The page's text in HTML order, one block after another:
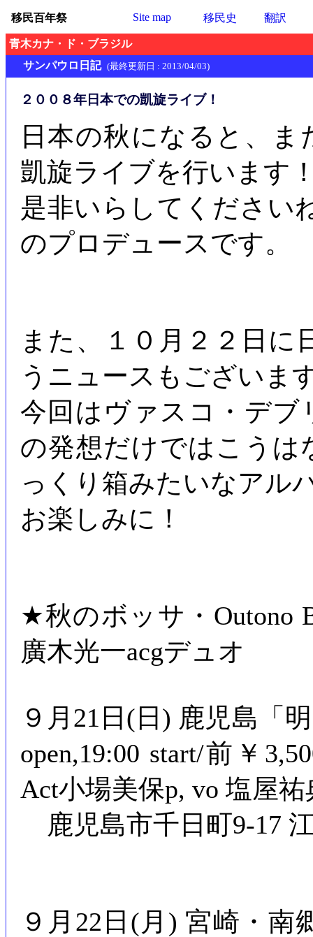
移民百年祭 Site map 移民史 翻訳
青木カナ・ド・ブラジル
サンパウロ日記 (最終更新日 : 2013/04/03)
２００８年日本での凱旋ライブ！
日本の秋になると、
凱旋ライブを行います
是非いらしてください
のプロデュースです。
また、１０月２２日に
うニュースもございま
今回はヴァスコ・デブ
の発想だけではこうは
っくり箱みたいなアル
お楽しみに！
★秋のボッサ・Outono
廣木光一acgデュオ
９月21日(日) 鹿児島「
open,19:00 start/前￥
Act小場美保p, vo 塩屋祐
鹿児島市千日町9-17
９月22日(月) 宮崎・南